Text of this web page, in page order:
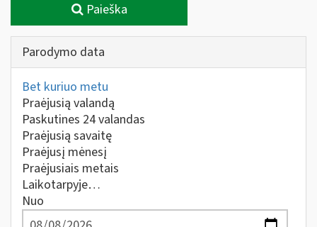
Paieška
Parodymo data
Bet kuriuo metu
Praėjusią valandą
Paskutines 24 valandas
Praėjusią savaitę
Praėjusį mėnesį
Praėjusiais metais
Laikotarpyje…
Nuo